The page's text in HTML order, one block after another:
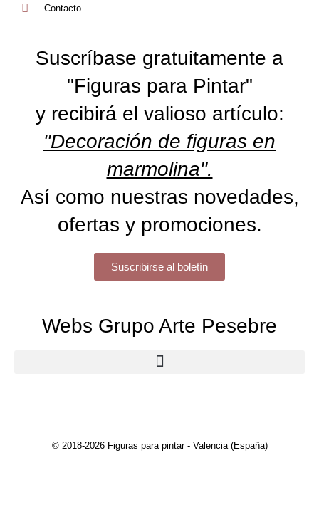
Contacto
Suscríbase gratuitamente a
"Figuras para Pintar"
y recibirá el valioso artículo:
"Decoración de figuras en
marmolina".
Así como nuestras novedades,
ofertas y promociones.
Suscribirse al boletín
Webs Grupo Arte Pesebre
© 2018-2026 Figuras para pintar - Valencia (España)